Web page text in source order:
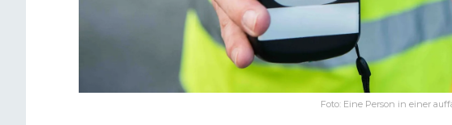
Foto: Eine Person in einer